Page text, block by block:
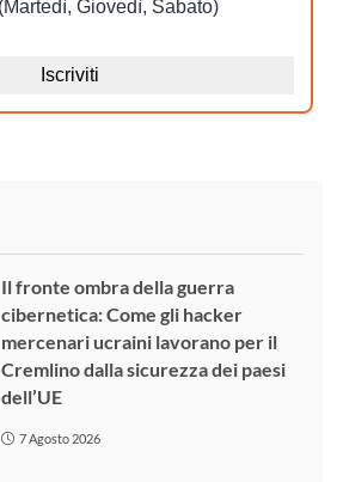
Il fronte ombra della guerra
cibernetica: Come gli hacker
mercenari ucraini lavorano per il
Cremlino dalla sicurezza dei paesi
dell’UE
7 Agosto 2026